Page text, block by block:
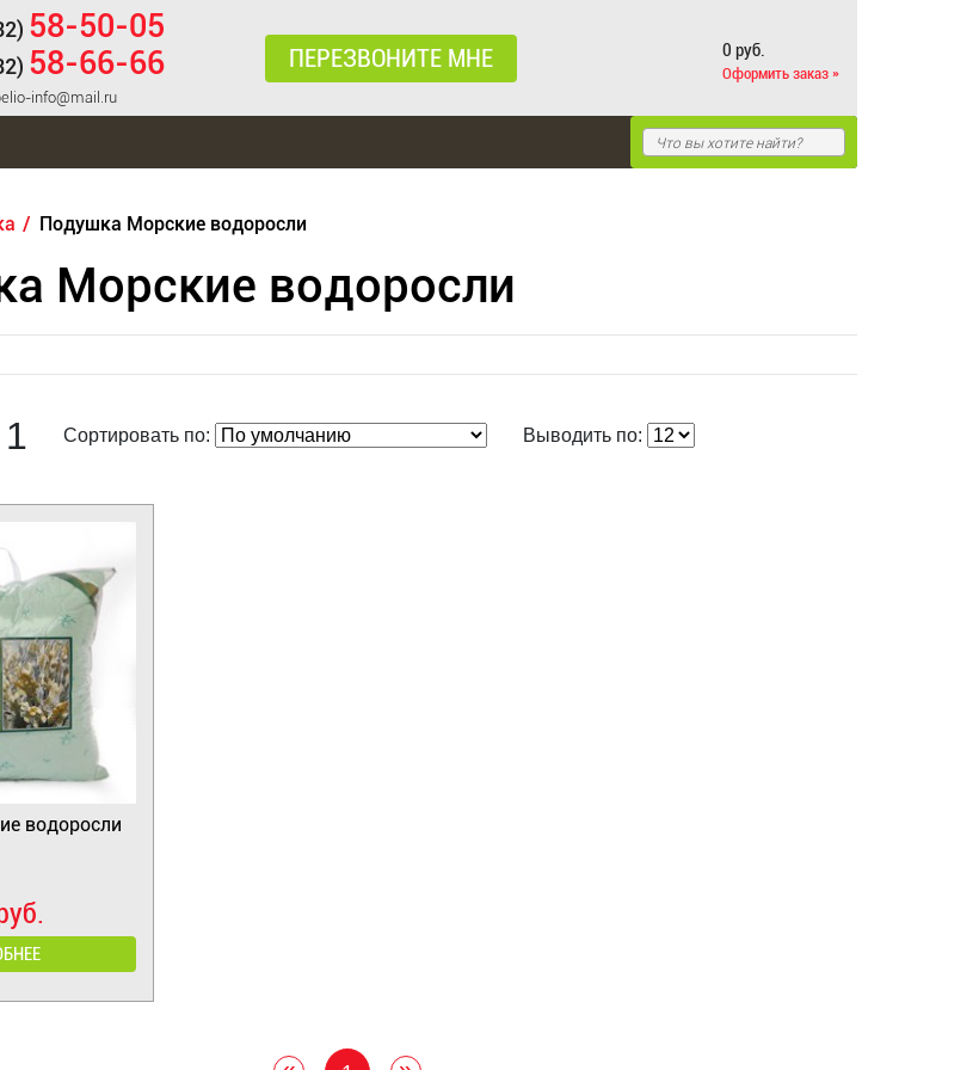
58-50-05
58-66-66
info@mail.ru
ПЕРЕЗВОНИТЕ МНЕ 0 руб.
Оформить заказ »
Подушка Морские водоросли
Морские водоросли
Сортировать по: Выводить по:
водоросли